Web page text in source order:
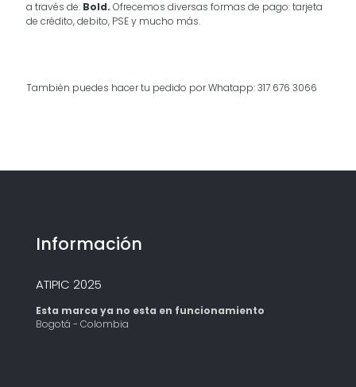
a través de: Bold. Ofrecemos diversas formas de pago: tarjeta
de crédito, debito, PSE y mucho más.
También puedes hacer tu pedido por Whatapp: 317 676 3066
Información
ATIPIC 2025
Esta marca ya no esta en funcionamiento
Bogotá - Colombia